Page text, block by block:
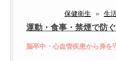
保健衛生 » 生
運動・食事・禁煙で防
脳卒中・心血管疾患から身を